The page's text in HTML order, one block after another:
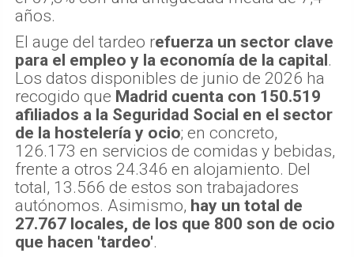
años.
El auge del tardeo refuerza un sector clave
para el empleo y la economía de la capital.
Los datos disponibles de junio de 2026 ha
recogido que Madrid cuenta con 150.519
afiliados a la Seguridad Social en el sector
de la hostelería y ocio; en concreto,
126.173 en servicios de comidas y bebidas,
frente a otros 24.346 en alojamiento. Del
total, 13.566 de estos son trabajadores
autónomos. Asimismo, hay un total de
27.767 locales, de los que 800 son de ocio
que hacen 'tardeo'.